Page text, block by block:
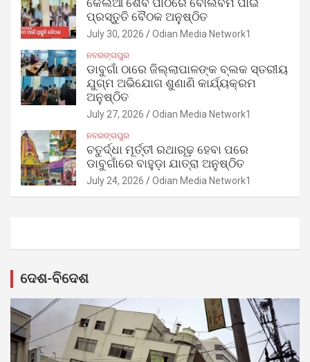
କେଲିଆ ଶୈବ ପୀଠରେ ବୋଲବମ ପାଇଁ
ପ୍ରସ୍ତୁତି ବୈଠକ ଅନୁଷ୍ଠିତ
July 30, 2026 Odian Media Network1
ନବରଙ୍ଗପୁର
ଡାବୁଗାଁ ଠାରେ ଜିଲ୍ଲାପାଳଙ୍କ ବ୍ଲକ ସ୍ତରୀୟ
ଯୁଗ୍ମ ଅଭିଯୋଗ ଶୁଣାଣି କାର୍ଯ୍ୟକ୍ରମ
ଅନୁଷ୍ଠିତ
July 27, 2026 Odian Media Network1
ନବରଙ୍ଗପୁର
ଚତୁର୍ଦ୍ଧା ମୂର୍ତ୍ତୀ ରଥାରୂଢ଼ ହେବା ପରେ
ଡାବୁଗାଁରେ ବାହୁଡ଼ା ଯାତ୍ରା ଅନୁଷ୍ଠିତ
July 24, 2026 Odian Media Network1
ଦେଶ-ବିଦେଶ